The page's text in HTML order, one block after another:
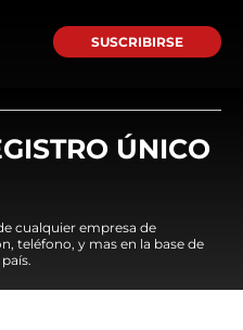
SUSCRIBIRSE
ÚNICO
cualquier empresa de
teléfono, y mas en la base de